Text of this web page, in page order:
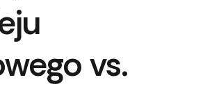
vs.